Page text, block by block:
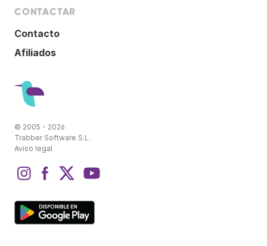
CONTACTAR
Contacto
Afiliados
© 2005 - 2026
Trabber Software S.L.
Aviso legal